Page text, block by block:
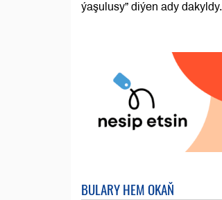
ýaşulusy” diýen ady dakyldy.
BULARY HEM OKAŇ